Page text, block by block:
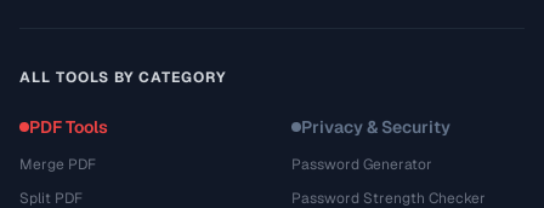
ALL TOOLS BY CATEGORY
PDF Tools
Merge PDF
Split PDF
Privacy & Security
Password Generator
Password Strength Checker